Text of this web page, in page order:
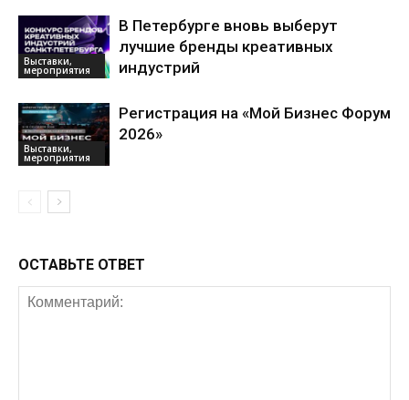
Выставки,
мероприятия
В Петербурге вновь выберут
лучшие бренды креативных
индустрий
Выставки,
мероприятия
Регистрация на «Мой Бизнес Форум
2026»
ОСТАВЬТЕ ОТВЕТ